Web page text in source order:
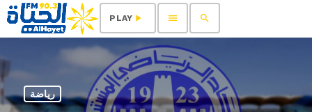
search
menu
play_arrow
PLAY
رياضة